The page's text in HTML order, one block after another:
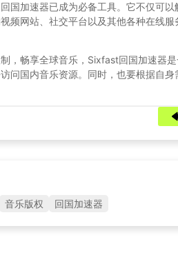
国加速器已成为必备工具。它不仅可
频网站、社交平台以及其他各种在线
，畅享全球音乐，Sixfast回国加速器
问国内音乐资源。同时，也要根据自
音乐版权 回国加速器